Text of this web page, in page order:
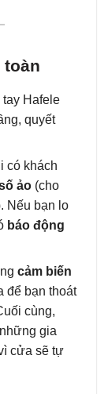
toàn
Hafele
quyết
có khách
ảo (cho
Nếu bạn lo
báo động
cảm biến
để bạn thoát
cùng,
gia
cửa sẽ tự